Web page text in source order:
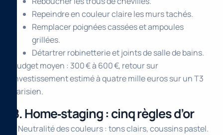
Repeindre en couleur claire les murs tachés.
Remplacer poignées cassées et ampoules
grillées.
Détartrer robinetterie et joints de salle de bains.
Budget moyen : 300 € à 600 €, retour sur
investissement estimé à quatre mille euros sur un T3
parisien.
8. Home‑staging : cinq règles d’or
1. Neutralité des couleurs : tons clairs, coussins pastel.